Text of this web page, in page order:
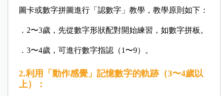
圖卡或數字拼圖進行「認數字」教學，教學原則如下：
．2〜3歲，先從數字形狀配對開始練習，如數字拼板。
．3〜4歲，可進行數字指認（1〜9）。
2.利用「動作感覺」記憶數字的軌跡（3〜4歲以
上）：